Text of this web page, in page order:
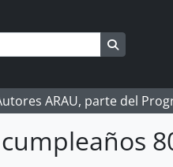
ARAU, parte del